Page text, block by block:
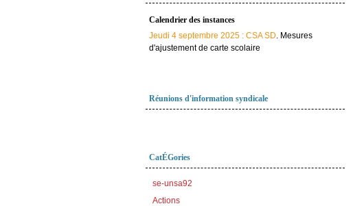
Calendrier des instances
Jeudi 4 septembre 2025 : CSA SD. Mesures
d'ajustement de carte scolaire
Réunions d'information syndicale
CatÉGories
se-unsa92
Actions